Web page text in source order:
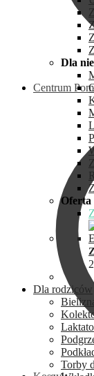
Centrum
Dla
Oferta
Dla rodziców
Torby